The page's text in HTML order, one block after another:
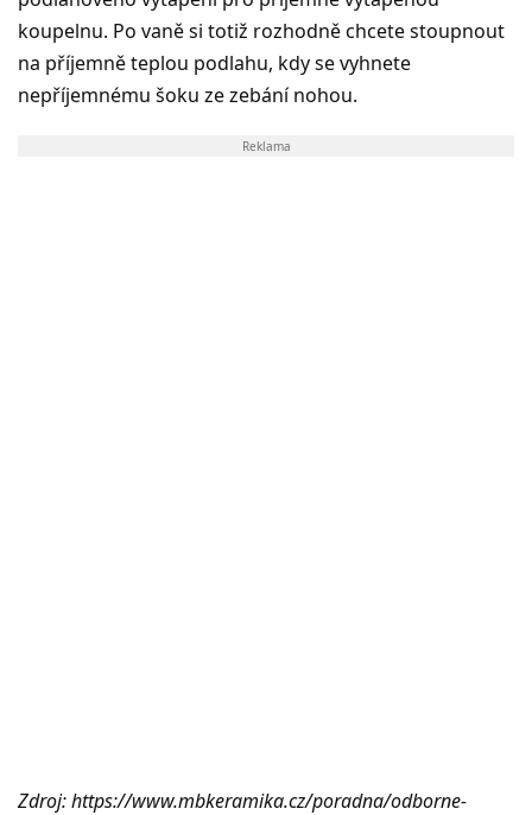
koupelnu. Po vaně si totiž rozhodně chcete stoupnout
na příjemně teplou podlahu, kdy se vyhnete
nepříjemnému šoku ze zebání nohou.
Reklama
Zdroj: https://www.mbkeramika.cz/poradna/odborne-